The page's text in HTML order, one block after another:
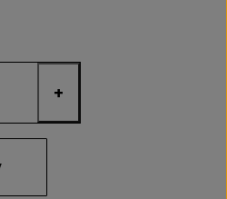
som gør intern transport
+